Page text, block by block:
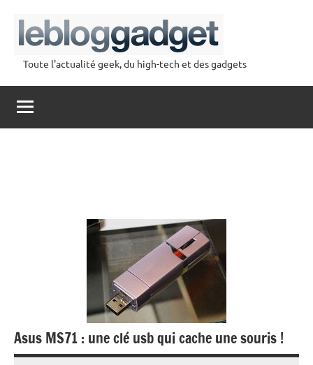
contenu
lebloggadget
Toute l'actualité geek, du high-tech et des gadgets
Asus MS71 : une clé usb qui cache une souris !